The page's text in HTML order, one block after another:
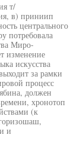
т/
в) приниип
центрального
потребовала
Миро-
изменение
искусства
за рамки
процесс
должен
хронотоп
(к
и